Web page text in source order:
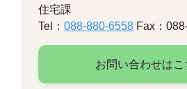
住宅課
Tel：088-880-6558 Fax：
お問い合わせはこ